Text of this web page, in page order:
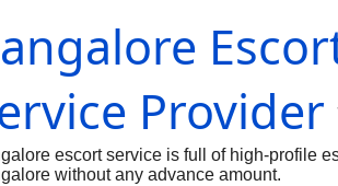
Provider
escort service is full of high-profile
without any advance amount.